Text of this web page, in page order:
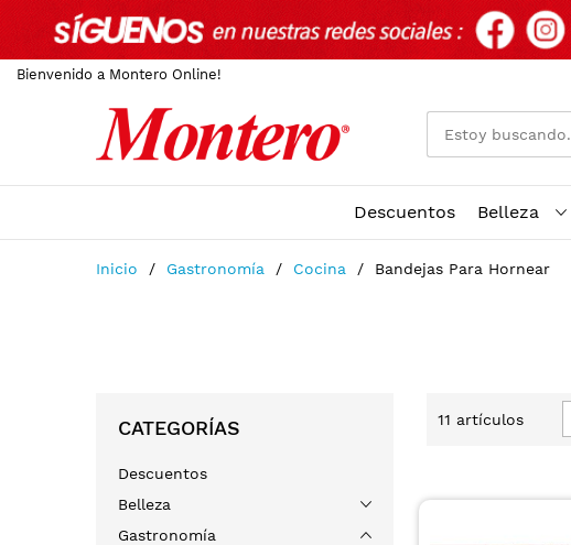
Bienvenido a Montero Online!
Descuentos Belleza
Inicio Gastronomía Cocina Bandejas Para Hornear
11 artículos
CATEGORÍAS
Descuentos
Belleza
Gastronomía